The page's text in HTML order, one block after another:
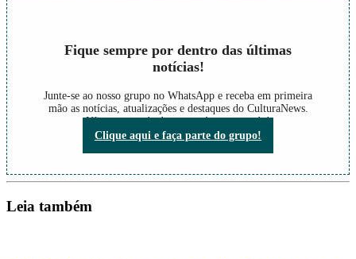
Fique sempre por dentro das últimas
notícias!
Junte-se ao nosso grupo no WhatsApp e receba em primeira
mão as notícias, atualizações e destaques do CulturaNews.
Não perca nada do que está acontecendo!
Clique aqui e faça parte do grupo!
Leia também